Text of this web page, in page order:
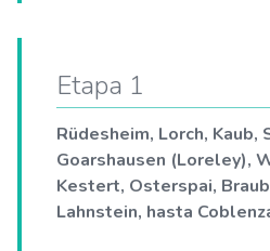
Etapa 1
Rüdesheim, Lorch, Kaub,
Goarshausen (Loreley),
Kestert, Osterspai,
Lahnstein, hasta